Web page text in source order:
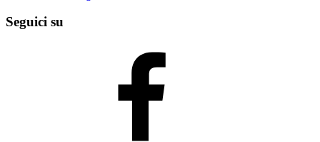
Seguici su